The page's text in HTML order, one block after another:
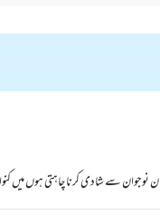
نوجوان سے شادی کرنا چاہتی ہوں میں